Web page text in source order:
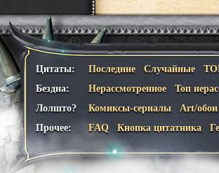
Цитаты: Последние Случайные
Бездна:
Нерассмотренное
Топ
Лолшто?
Комиксы-сериалы
Art/обои
Прочее:
FAQ Кнопка цитатника